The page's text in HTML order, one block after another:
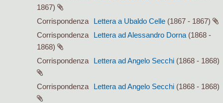
1867)
Corrispondenza
Lettera a Ubaldo Celle (1867 - 1867)
Corrispondenza
Lettera ad Alessandro Dorna (1868 -
1868)
Corrispondenza
Lettera ad Angelo Secchi (1868 - 1868)
Corrispondenza Lettera ad Angelo Secchi (1868 - 1868)